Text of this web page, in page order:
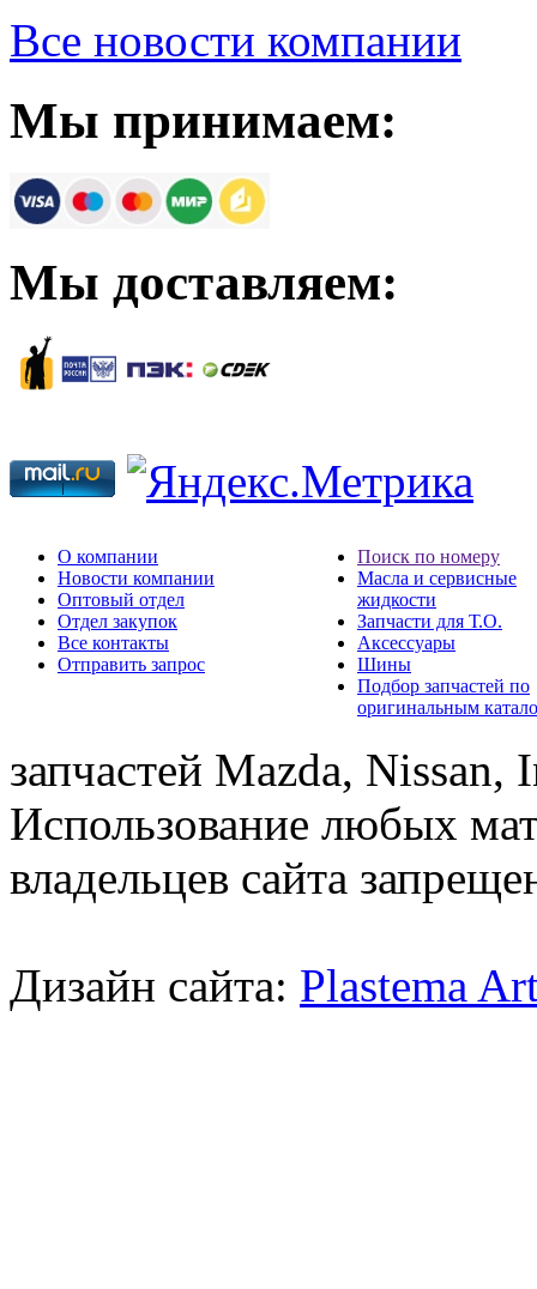
Все новости компании
Мы принимаем:
Мы доставляем:
О компании
Новости компании
Оптовый отдел
Отдел закупок
Все контакты
Отправить запрос
Поиск по номеру
Масла и сервисные
жидкости
Запчасти для Т.О.
Аксессуары
Шины
Подбор запчастей по
оригинальным
запчастей Mazda,
Использование любых
владельцев сайта
Дизайн сайта: Plastema